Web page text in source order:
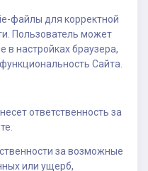
файлы для корректной
Пользователь может
в настройках браузера,
Сайта.
ответственность за
за возможные
или ущерб,